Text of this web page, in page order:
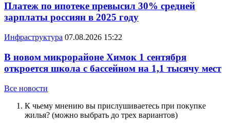
Платеж по ипотеке превысил 30% средней
зарплаты россиян в 2025 году
Инфраструктура 07.08.2026 15:22
В новом микрорайоне Химок 1 сентября
откроется школа с бассейном на 1,1 тысячу мест
Все новости
К чьему мнению вы прислушиваетесь при покупке
жилья? (можно выбрать до трех вариантов)